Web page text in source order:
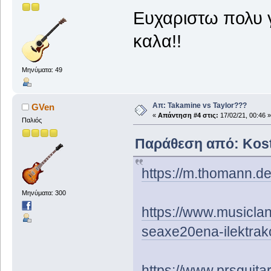
Μηνύματα: 49
Ευχαριστω πολυ
καλα!!
GVen
Παλιός
Μηνύματα: 300
Απ: Takamine vs Taylor???
« Απάντηση #4 στις: 17/02/21, 00:46 »
Παράθεση από:
https://
https://
seaxe20ena-